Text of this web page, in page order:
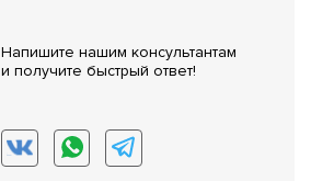
Напишите нашим консультантам
и получите быстрый ответ!